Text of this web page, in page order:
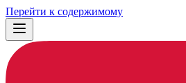
Перейти к содержимому